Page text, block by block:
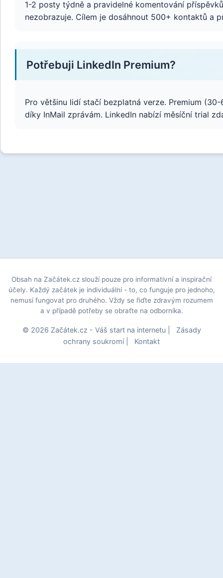
1-2 posty týdně a pravidelné komentování
nezobrazuje. Cílem je dosáhnout 500+ kontaktů a
Potřebuji LinkedIn Premium?
Pro většinu lidí stačí bezplatná verze. Premium
díky InMail zprávám. LinkedIn nabízí měsíční trial
Obsah na Začátek.cz slouží pouze pro informativní a inspirační
účely. Každý začátek je individuální - to, co funguje pro jednoho,
nemusí fungovat pro druhého. Vždy se řiďte zdravým rozumem
a v případě potřeby se obraťte na odborníka.
© 2026 Začátek.cz - Váš start na internetu |
Zásady
ochrany soukromí| Kontakt